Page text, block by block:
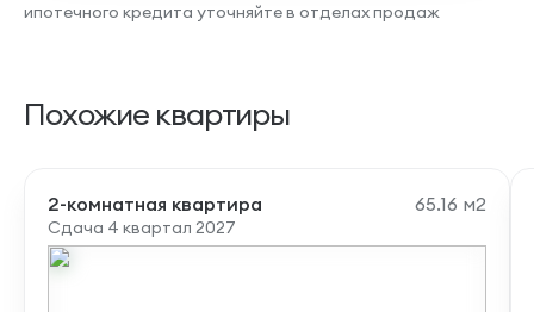
ипотечного кредита уточняйте в отделах продаж
Похожие квартиры
2-комнатная квартира 65.16 м2
Сдача 4 квартал 2027